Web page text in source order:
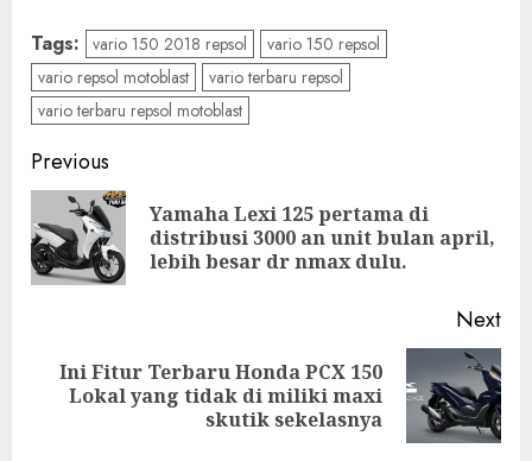
Tags: vario 150 2018 repsol
vario 150 repsol
vario repsol motoblast
vario terbaru repsol
vario terbaru repsol motoblast
Post
navigation
Previous
Yamaha Lexi 125 pertama di
distribusi 3000 an unit bulan april,
lebih besar dr nmax dulu.
Next
Next
Ini Fitur Terbaru Honda PCX 150
Lokal yang tidak di miliki maxi
skutik sekelasnya